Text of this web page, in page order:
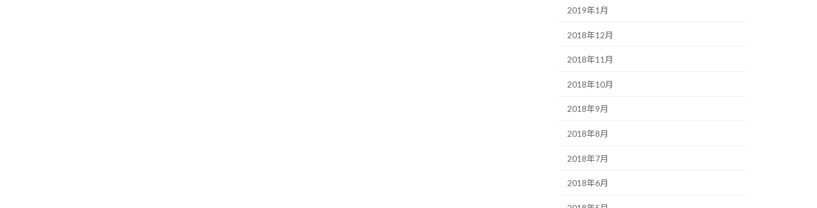
2019年1月
2018年12月
2018年11月
2018年10月
2018年9月
2018年8月
2018年7月
2018年6月